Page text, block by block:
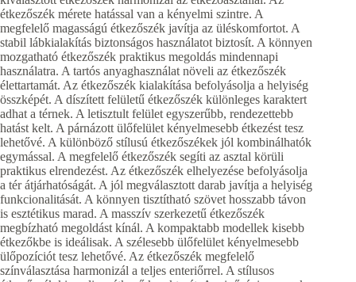
étkezőszék mérete hatással van a kényelmi szintre. A
megfelelő magasságú étkezőszék javítja az üléskomfortot. A
stabil lábkialakítás biztonságos használatot biztosít. A könnyen
mozgatható étkezőszék praktikus megoldás mindennapi
használatra. A tartós anyaghasználat növeli az étkezőszék
élettartamát. Az étkezőszék kialakítása befolyásolja a helyiség
összképét. A díszített felületű étkezőszék különleges karaktert
adhat a térnek. A letisztult felület egyszerűbb, rendezettebb
hatást kelt. A párnázott ülőfelület kényelmesebb étkezést tesz
lehetővé. A különböző stílusú étkezőszékek jól kombinálhatók
egymással. A megfelelő étkezőszék segíti az asztal körüli
praktikus elrendezést. Az étkezőszék elhelyezése befolyásolja
a tér átjárhatóságát. A jól megválasztott darab javítja a helyiség
funkcionalitását. A könnyen tisztítható szövet hosszabb távon
is esztétikus marad. A masszív szerkezetű étkezőszék
megbízható megoldást kínál. A kompaktabb modellek kisebb
étkezőkbe is ideálisak. A szélesebb ülőfelület kényelmesebb
ülőpozíciót tesz lehetővé. Az étkezőszék megfelelő
színválasztása harmonizál a teljes enteriőrrel. A stílusos